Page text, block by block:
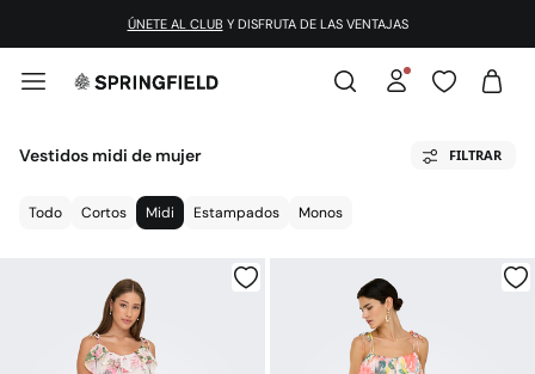
¡DESCARGA LA APP!
Vestidos midi de mujer FILTRAR
Todo Cortos Midi Estampados Monos